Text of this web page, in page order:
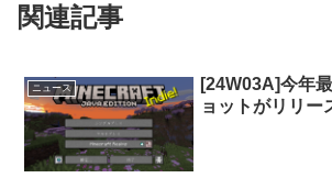
関連記事
ニュース
[24W03A]今年
ョットがリリー